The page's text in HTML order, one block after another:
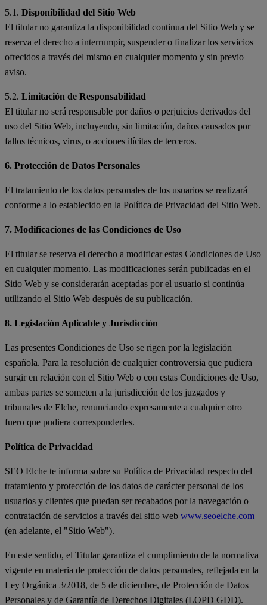
5.1. Disponibilidad del Sitio Web
El titular no garantiza la disponibilidad continua del Sitio Web y se
reserva el derecho a interrumpir, suspender o finalizar los servicios
ofrecidos a través del mismo en cualquier momento y sin previo
aviso.
5.2. Limitación de Responsabilidad
El titular no será responsable por daños o perjuicios derivados del
uso del Sitio Web, incluyendo, sin limitación, daños causados por
fallos técnicos, virus, o acciones ilícitas de terceros.
6. Protección de Datos Personales
El tratamiento de los datos personales de los usuarios se realizará
conforme a lo establecido en la Política de Privacidad del Sitio Web.
7. Modificaciones de las Condiciones de Uso
El titular se reserva el derecho a modificar estas Condiciones de Uso
en cualquier momento. Las modificaciones serán publicadas en el
Sitio Web y se considerarán aceptadas por el usuario si continúa
utilizando el Sitio Web después de su publicación.
8. Legislación Aplicable y Jurisdicción
Las presentes Condiciones de Uso se rigen por la legislación
española. Para la resolución de cualquier controversia que pudiera
surgir en relación con el Sitio Web o con estas Condiciones de Uso,
ambas partes se someten a la jurisdicción de los juzgados y
tribunales de Elche, renunciando expresamente a cualquier otro
fuero que pudiera corresponderles.
Política de Privacidad
SEO Elche te informa sobre su Política de Privacidad respecto del
tratamiento y protección de los datos de carácter personal de los
usuarios y clientes que puedan ser recabados por la navegación o
contratación de servicios a través del sitio web www.seoelche.com
(en adelante, el "Sitio Web").
En este sentido, el Titular garantiza el cumplimiento de la normativa
vigente en materia de protección de datos personales, reflejada en la
Ley Orgánica 3/2018, de 5 de diciembre, de Protección de Datos
Personales y de Garantía de Derechos Digitales (LOPD GDD).